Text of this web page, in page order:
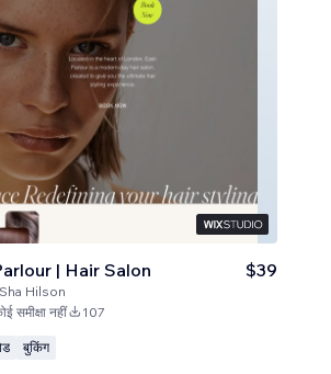
| Hair Salon
Sha Hilson
$39
समीक्षा नहीं 107
बुकिंग